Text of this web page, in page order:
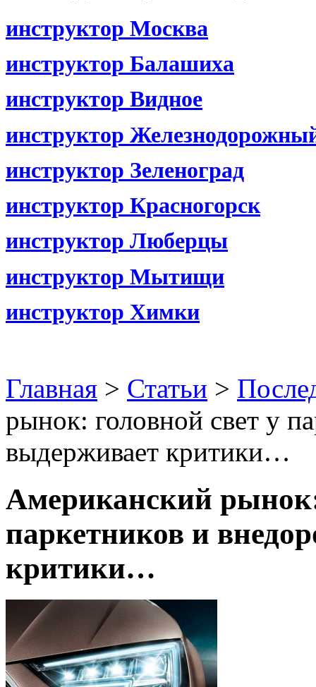
инструктор Москва
инструктор Балашиха
инструктор Видное
инструктор
инструктор Зеленоград
инструктор Красногорск
инструктор Люберцы
инструктор Мытищи
инструктор Химки
Главная > Статьи >
рынок: головной свет у
выдерживает критики…
Американский
паркетников и
критики…